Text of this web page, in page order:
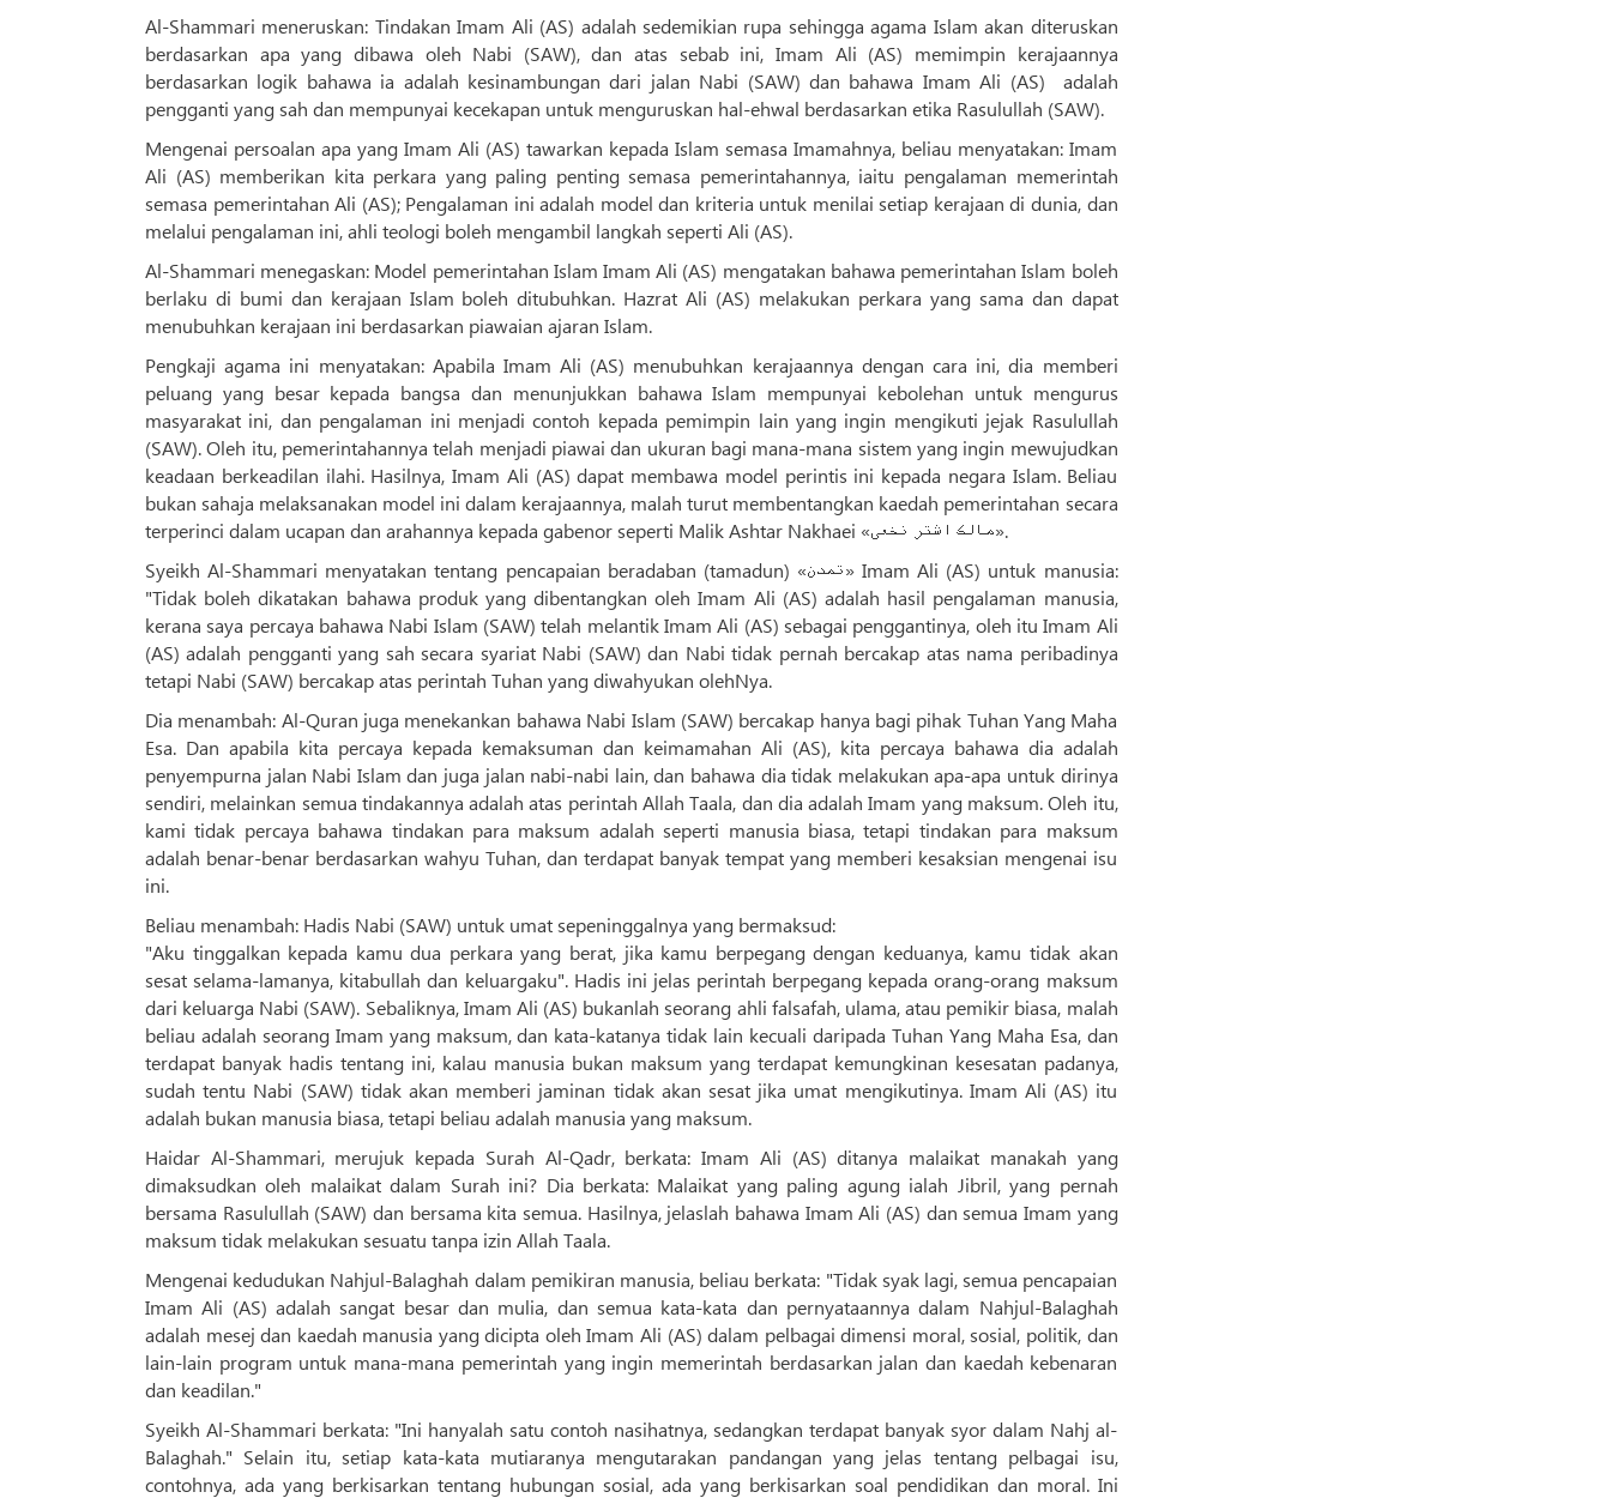
Al-Shammari meneruskan: Tindakan Imam Ali (AS) adalah sedemikian rupa sehingga agama Islam akan diteruskan
berdasarkan apa yang dibawa oleh Nabi (SAW), dan atas sebab ini, Imam Ali (AS) memimpin kerajaannya
berdasarkan logik bahawa ia adalah kesinambungan dari jalan Nabi (SAW) dan bahawa Imam Ali (AS) adalah
pengganti yang sah dan mempunyai kecekapan untuk menguruskan hal-ehwal berdasarkan etika Rasulullah (SAW).
Mengenai persoalan apa yang Imam Ali (AS) tawarkan kepada Islam semasa Imamahnya, beliau menyatakan: Imam
Ali (AS) memberikan kita perkara yang paling penting semasa pemerintahannya, iaitu pengalaman memerintah
semasa pemerintahan Ali (AS); Pengalaman ini adalah model dan kriteria untuk menilai setiap kerajaan di dunia, dan
melalui pengalaman ini, ahli teologi boleh mengambil langkah seperti Ali (AS).
Al-Shammari menegaskan: Model pemerintahan Islam Imam Ali (AS) mengatakan bahawa pemerintahan Islam boleh
berlaku di bumi dan kerajaan Islam boleh ditubuhkan. Hazrat Ali (AS) melakukan perkara yang sama dan dapat
menubuhkan kerajaan ini berdasarkan piawaian ajaran Islam.
Pengkaji agama ini menyatakan: Apabila Imam Ali (AS) menubuhkan kerajaannya dengan cara ini, dia memberi
peluang yang besar kepada bangsa dan menunjukkan bahawa Islam mempunyai kebolehan untuk mengurus
masyarakat ini, dan pengalaman ini menjadi contoh kepada pemimpin lain yang ingin mengikuti jejak Rasulullah
(SAW). Oleh itu, pemerintahannya telah menjadi piawai dan ukuran bagi mana-mana sistem yang ingin mewujudkan
keadaan berkeadilan ilahi. Hasilnya, Imam Ali (AS) dapat membawa model perintis ini kepada negara Islam. Beliau
bukan sahaja melaksanakan model ini dalam kerajaannya, malah turut membentangkan kaedah pemerintahan secara
terperinci dalam ucapan dan arahannya kepada gabenor seperti Malik Ashtar Nakhaei «مالک اشتر نخعی».
Syeikh Al-Shammari menyatakan tentang pencapaian beradaban (tamadun) «تمدن» Imam Ali (AS) untuk manusia:
"Tidak boleh dikatakan bahawa produk yang dibentangkan oleh Imam Ali (AS) adalah hasil pengalaman manusia,
kerana saya percaya bahawa Nabi Islam (SAW) telah melantik Imam Ali (AS) sebagai penggantinya, oleh itu Imam Ali
(AS) adalah pengganti yang sah secara syariat Nabi (SAW) dan Nabi tidak pernah bercakap atas nama peribadinya
tetapi Nabi (SAW) bercakap atas perintah Tuhan yang diwahyukan olehNya.
Dia menambah: Al-Quran juga menekankan bahawa Nabi Islam (SAW) bercakap hanya bagi pihak Tuhan Yang Maha
Esa. Dan apabila kita percaya kepada kemaksuman dan keimamahan Ali (AS), kita percaya bahawa dia adalah
penyempurna jalan Nabi Islam dan juga jalan nabi-nabi lain, dan bahawa dia tidak melakukan apa-apa untuk dirinya
sendiri, melainkan semua tindakannya adalah atas perintah Allah Taala, dan dia adalah Imam yang maksum. Oleh itu,
kami tidak percaya bahawa tindakan para maksum adalah seperti manusia biasa, tetapi tindakan para maksum
adalah benar-benar berdasarkan wahyu Tuhan, dan terdapat banyak tempat yang memberi kesaksian mengenai isu
ini.
Beliau menambah: Hadis Nabi (SAW) untuk umat sepeninggalnya yang bermaksud:
"Aku tinggalkan kepada kamu dua perkara yang berat, jika kamu berpegang dengan keduanya, kamu tidak akan
sesat selama-lamanya, kitabullah dan keluargaku". Hadis ini jelas perintah berpegang kepada orang-orang maksum
dari keluarga Nabi (SAW). Sebaliknya, Imam Ali (AS) bukanlah seorang ahli falsafah, ulama, atau pemikir biasa, malah
beliau adalah seorang Imam yang maksum, dan kata-katanya tidak lain kecuali daripada Tuhan Yang Maha Esa, dan
terdapat banyak hadis tentang ini, kalau manusia bukan maksum yang terdapat kemungkinan kesesatan padanya,
sudah tentu Nabi (SAW) tidak akan memberi jaminan tidak akan sesat jika umat mengikutinya. Imam Ali (AS) itu
adalah bukan manusia biasa, tetapi beliau adalah manusia yang maksum.
Haidar Al-Shammari, merujuk kepada Surah Al-Qadr, berkata: Imam Ali (AS) ditanya malaikat manakah yang
dimaksudkan oleh malaikat dalam Surah ini? Dia berkata: Malaikat yang paling agung ialah Jibril, yang pernah
bersama Rasulullah (SAW) dan bersama kita semua. Hasilnya, jelaslah bahawa Imam Ali (AS) dan semua Imam yang
maksum tidak melakukan sesuatu tanpa izin Allah Taala.
Mengenai kedudukan Nahjul-Balaghah dalam pemikiran manusia, beliau berkata: "Tidak syak lagi, semua pencapaian
Imam Ali (AS) adalah sangat besar dan mulia, dan semua kata-kata dan pernyataannya dalam Nahjul-Balaghah
adalah mesej dan kaedah manusia yang dicipta oleh Imam Ali (AS) dalam pelbagai dimensi moral, sosial, politik, dan
lain-lain program untuk mana-mana pemerintah yang ingin memerintah berdasarkan jalan dan kaedah kebenaran
dan keadilan."
Syeikh Al-Shammari berkata: "Ini hanyalah satu contoh nasihatnya, sedangkan terdapat banyak syor dalam Nahj al-
Balaghah." Selain itu, setiap kata-kata mutiaranya mengutarakan pandangan yang jelas tentang pelbagai isu,
contohnya, ada yang berkisarkan tentang hubungan sosial, ada yang berkisarkan soal pendidikan dan moral. Ini